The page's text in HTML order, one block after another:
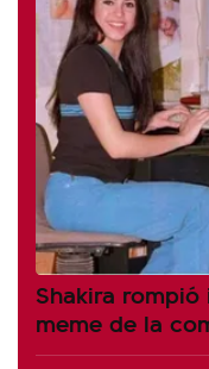
Shakira
meme de la